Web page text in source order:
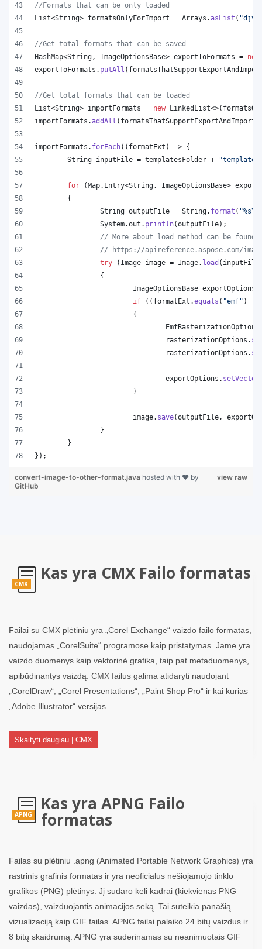
//Formats that can be only loaded
List<String> formatsOnlyForImport = Arrays .asList (
//Get total formats that can be saved
HashMap<String , ImageOptionsBase> exportToFormats = new
exportToFormats . putAll (
//Get total formats that can be loaded
List<String> importFormats = new LinkedList<>(
importFormats .addAll ( formatsThatSupportExportAndImport
importFormats . forEach(( formatExt ) -> {
String inputFile = templatesFolder +
for (Map. Entry<String , ImageOptionsBase>
	{
String outputFile = String. format ( "%s\\
System.out . println(outputFile);
// More about load method can be found
// https://apireference.aspose.com/
try ( Image image = Image. load ( inputFile
		{
ImageOptionsBase exportOptions
if (( formatExt .equals ( "emf" )
			{
EmfRasterizationOptions
rasterizationOptions .
rasterizationOptions .
exportOptions .
			}
image. save(outputFile ,
		}
	}
});
view raw
convert-image-to-other-format.java hosted with ❤ by
GitHub
CMX
Kas yra CMX Failo formatas
Failai su CMX plėtiniu yra „Corel Exchange“ vaizdo failo formatas,
naudojamas „CorelSuite“ programose kaip pristatymas. Jame yra
vaizdo duomenys kaip vektorinė grafika, taip pat metaduomenys,
apibūdinantys vaizdą. CMX failus galima atidaryti naudojant
„CorelDraw“, „Corel Presentations“, „Paint Shop Pro“ ir kai kurias
„Adobe Illustrator“ versijas.
Skaityti daugiau | CMX
APNG
Kas yra APNG Failo
formatas
Failas su plėtiniu .apng (Animated Portable Network Graphics) yra
rastrinis grafinis formatas ir yra neoficialus nešiojamojo tinklo
grafikos (PNG) plėtinys. Jį sudaro keli kadrai (kiekvienas PNG
vaizdas), vaizduojantis animacijos seką. Tai suteikia panašią
vizualizaciją kaip GIF failas. APNG failai palaiko 24 bitų vaizdus ir
8 bitų skaidrumą. APNG yra suderinamas su neanimuotais GIF